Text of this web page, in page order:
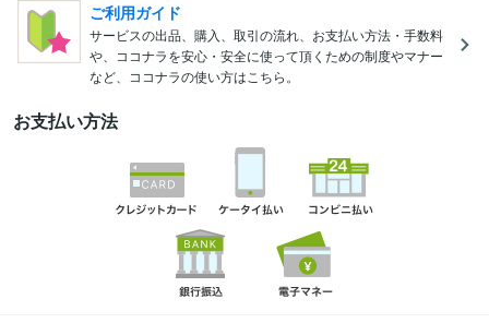
ご利用ガイド
サービスの出品、購入、取引の流れ、お支払い方法・手数料
や、ココナラを安心・安全に使って頂くための制度やマナー
など、ココナラの使い方はこちら。
お支払い方法